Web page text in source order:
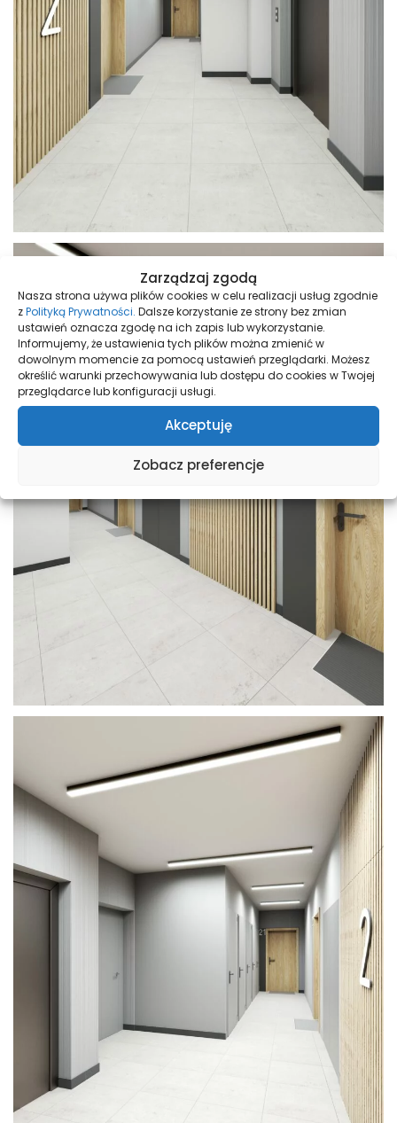
Zarządzaj zgodą
Nasza strona używa plików cookies w celu realizacji usług zgodnie
zPolityką Prywatności. Dalsze korzystanie ze strony bez zmian
ustawień oznacza zgodę na ich zapis lub wykorzystanie.
Informujemy, że ustawienia tych plików można zmienić w
dowolnym momencie za pomocą ustawień przeglądarki. Możesz
określić warunki przechowywania lub dostępu do cookies w Twojej
przeglądarce lub konfiguracji usługi.
Akceptuję
Zobacz preferencje